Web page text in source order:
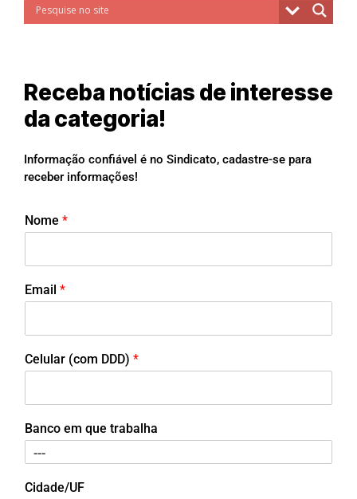
Receba notícias de interesse
da categoria!
Informação confiável é no Sindicato, cadastre-se para
receber informações!
Nome *
Email *
Celular (com DDD) *
Banco em que trabalha
Cidade/UF